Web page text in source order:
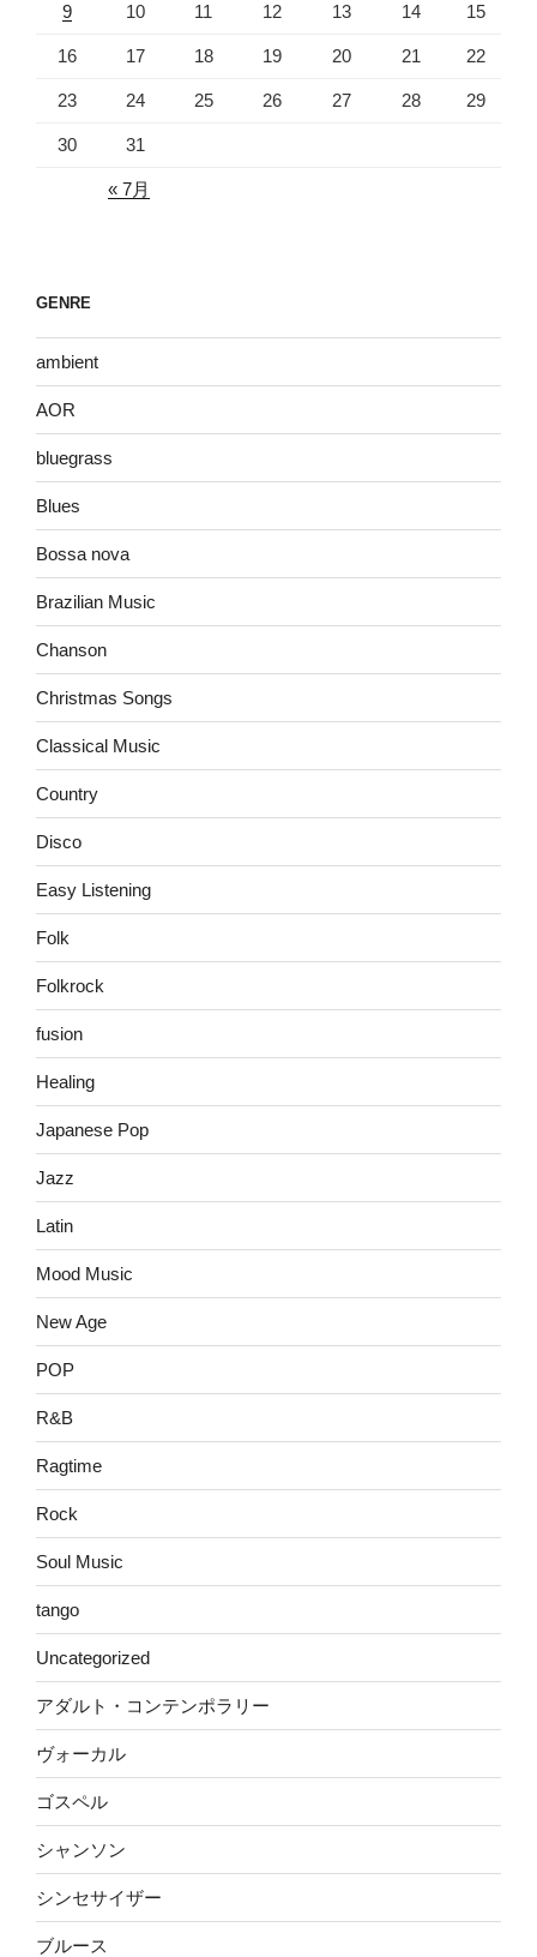
9 10 11 12 13 14 15
16 17 18 19 20 21 22
23 24 25 26 27 28 29
30 31
« 7月
GENRE
ambient
AOR
bluegrass
Blues
Bossa nova
Brazilian Music
Chanson
Christmas Songs
Classical Music
Country
Disco
Easy Listening
Folk
Folkrock
fusion
Healing
Japanese Pop
Jazz
Latin
Mood Music
New Age
POP
R&B
Ragtime
Rock
Soul Music
tango
Uncategorized
アダルト・コンテンポラリー
ヴォーカル
ゴスペル
シャンソン
シンセサイザー
ブルース